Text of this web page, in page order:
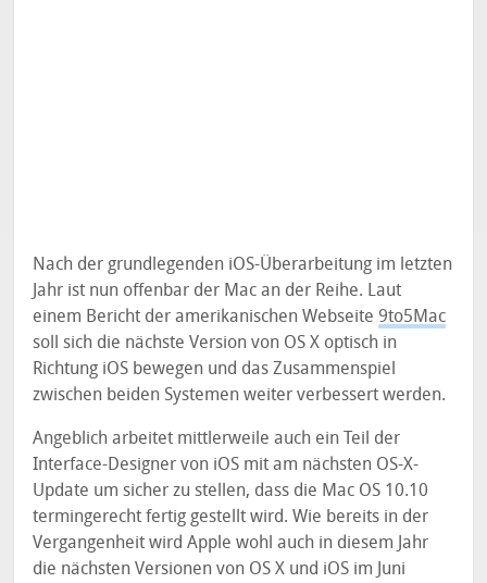
Nach der grundlegenden iOS-Überarbeitung im letzten
Jahr ist nun offenbar der Mac an der Reihe. Laut
einem Bericht der amerikanischen Webseite 9to5Mac
soll sich die nächste Version von OS X optisch in
Richtung iOS bewegen und das Zusammenspiel
zwischen beiden Systemen weiter verbessert werden.
Angeblich arbeitet mittlerweile auch ein Teil der
Interface-Designer von iOS mit am nächsten OS-X-
Update um sicher zu stellen, dass die Mac OS 10.10
termingerecht fertig gestellt wird. Wie bereits in der
Vergangenheit wird Apple wohl auch in diesem Jahr
die nächsten Versionen von OS X und iOS im Juni